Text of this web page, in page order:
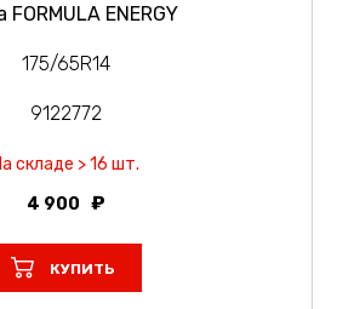
ENERGY
175/65R14
9122772
складе > 16 шт.
4 900
КУПИТЬ